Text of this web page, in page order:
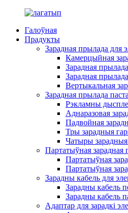
Галоўная
Прадукты
Зарадная прылада для
Камерцыйная
Зарадная
Зарадная
Вертыкальная
Зарадная прылада
Рэкламны
Аднаразовая
Падвойная
Тры зарадныя
Чатыры зарадныя
Партатыўная зарадная
Партатыўная
Партатыўная
Зарадны кабель для
Зарадны кабель
Зарадны кабель
Адаптар для зарадкі